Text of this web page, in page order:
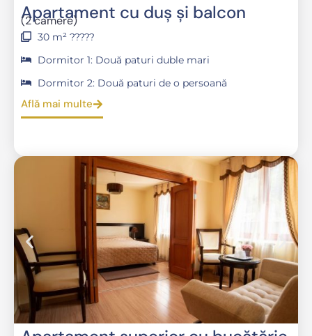
Apartament cu duş şi balcon
(2 camere)
30 m² ?????
Dormitor 1: Două paturi duble mari
Dormitor 2: Două paturi de o persoană
Află mai multe